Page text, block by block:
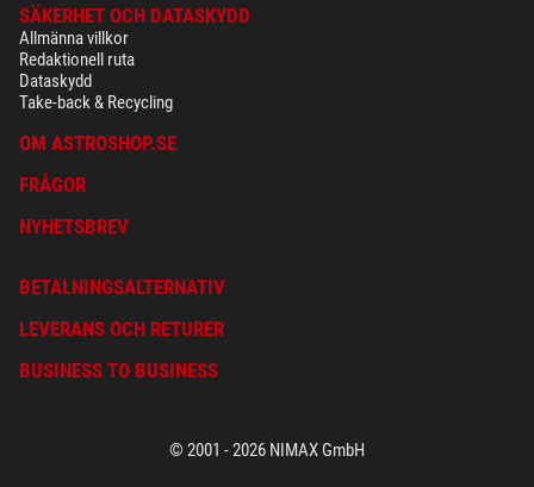
SÄKERHET OCH DATASKYDD
Allmänna villkor
Redaktionell ruta
Dataskydd
Take-back & Recycling
OM ASTROSHOP.SE
FRÅGOR
NYHETSBREV
BETALNINGSALTERNATIV
LEVERANS OCH RETURER
BUSINESS TO BUSINESS
© 2001 - 2026 NIMAX GmbH